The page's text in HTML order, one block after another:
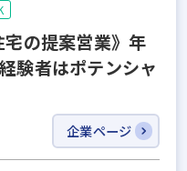
の提案営業》年
験者はポテンシャ
企業ページ